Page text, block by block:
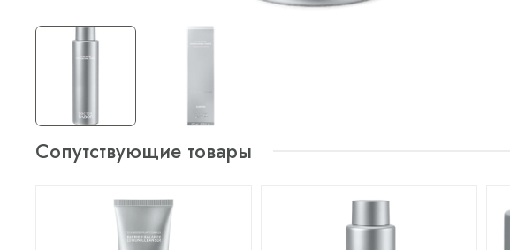
Сопутствующие товары